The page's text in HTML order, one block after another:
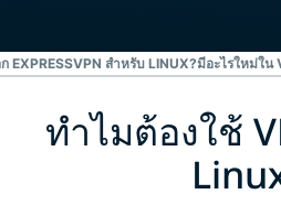
EXPRESSVPN สำหรับ LINUX?มีอะไรใหม่ใน
ทำไมต้องใช้ VPN สำหรับ
วิธีติดตั้ง ExpressVPN บน Linux
ทำไมต้องใช้